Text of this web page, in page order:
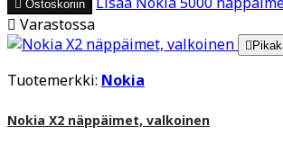
 Ostoskoriin
 Varastossa

Tuotemerkki: Nokia
Nokia X2 näppäimet, valkoinen